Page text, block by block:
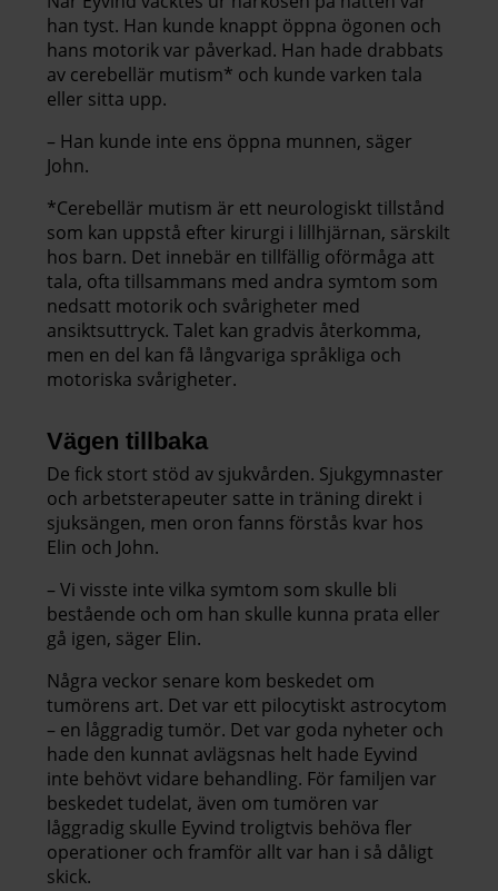
han tyst. Han kunde knappt öppna ögonen och
hans motorik var påverkad. Han hade drabbats
av cerebellär mutism* och kunde varken tala
eller sitta upp.
– Han kunde inte ens öppna munnen, säger
John.
*Cerebellär mutism är ett neurologiskt tillstånd
som kan uppstå efter kirurgi i lillhjärnan, särskilt
hos barn. Det innebär en tillfällig oförmåga att
tala, ofta tillsammans med andra symtom som
nedsatt motorik och svårigheter med
ansiktsuttryck. Talet kan gradvis återkomma,
men en del kan få långvariga språkliga och
motoriska svårigheter.
Vägen tillbaka
De fick stort stöd av sjukvården. Sjukgymnaster
och arbetsterapeuter satte in träning direkt i
sjuksängen, men oron fanns förstås kvar hos
Elin och John.
– Vi visste inte vilka symtom som skulle bli
bestående och om han skulle kunna prata eller
gå igen, säger Elin.
Några veckor senare kom beskedet om
tumörens art. Det var ett pilocytiskt astrocytom
– en låggradig tumör. Det var goda nyheter och
hade den kunnat avlägsnas helt hade Eyvind
inte behövt vidare behandling. För familjen var
beskedet tudelat, även om tumören var
låggradig skulle Eyvind troligtvis behöva fler
operationer och framför allt var han i så dåligt
skick.